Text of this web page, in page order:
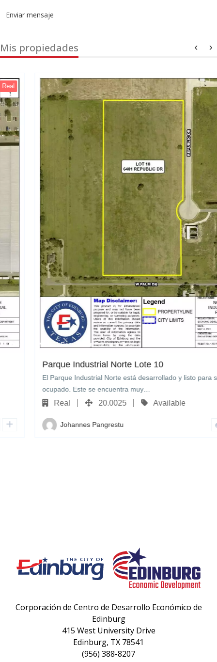
Enviar mensaje
Mis propiedades
Real
6401 Republic Dr. Edinburg, Texas 0
Parque Industrial Norte Lote 10
El Parque Industrial Norte está desarrollado y listo para ser
ocupado. Este se encuentra muy…
20.0025 Available
Johannes Pangrestu
Corporación de Centro de Desarrollo Económico de
Edinburg
415 West University Drive
Edinburg, TX 78541
(956) 388-8207